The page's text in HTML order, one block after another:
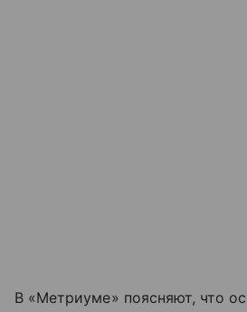
В «Метриуме» поясняют, что